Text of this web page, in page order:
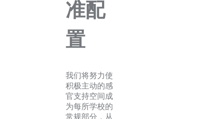
准配
置
我们将努力使
积极主动的感
官支持空间成
为每所学校的
常规部分，从